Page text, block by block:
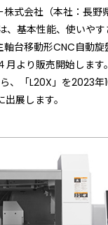
式会社（本社：長野
、基本性能、使いや
軸台移動形CNC自動
月より販売開始しま
、「L20X」を2023年
展します。